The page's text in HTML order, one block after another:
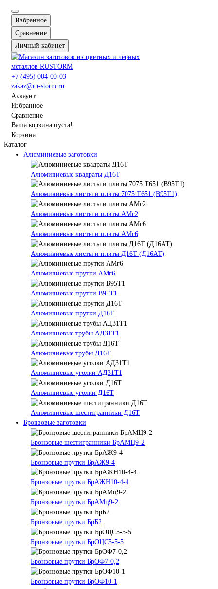
Избранное
Сравнение
Личный кабинет
+7 (495) 004-00-03
zakaz@ru-storm.ru
Аккаунт
Избранное
Сравнение
Ваша корзина пуста!
Корзина
Каталог
Алюминиевые заготовки
Алюминиевые квадраты Д16Т
Алюминиевые листы и плиты 7075 Т651 (В95Т1)
Алюминиевые листы и плиты АМг2
Алюминиевые листы и плиты АМг6
Алюминиевые листы и плиты Д16Т (Д16АТ)
Алюминиевые прутки АМг6
Алюминиевые прутки В95Т1
Алюминиевые прутки Д16Т
Алюминиевые трубы АД31Т1
Алюминиевые трубы Д16Т
Алюминиевые уголки АД31Т1
Алюминиевые уголки Д16Т
Алюминиевые шестигранники Д16Т
Бронзовые заготовки
Бронзовые шестигранники БрАМЦ9-2
Бронзовые прутки БрАЖ9-4
Бронзовые прутки БрАЖН10-4-4
Бронзовые прутки БрАМц9-2
Бронзовые прутки БрБ2
Бронзовые прутки БрОЦС5-5-5
Бронзовые прутки БрОФ7-0,2
Бронзовые прутки БрОФ10-1